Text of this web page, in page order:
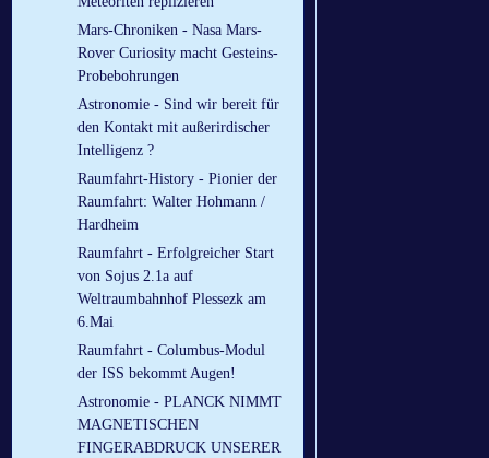
Mars-Chroniken - Nasa Mars-
Rover Curiosity macht Gesteins-
Probebohrungen
Astronomie - Sind wir bereit für
den Kontakt mit außerirdischer
Intelligenz ?
Raumfahrt-History - Pionier der
Raumfahrt: Walter Hohmann /
Hardheim
Raumfahrt - Erfolgreicher Start
von Sojus 2.1a auf
Weltraumbahnhof Plessezk am
6.Mai
Raumfahrt - Columbus-Modul
der ISS bekommt Augen!
Astronomie - PLANCK NIMMT
MAGNETISCHEN
FINGERABDRUCK UNSERER